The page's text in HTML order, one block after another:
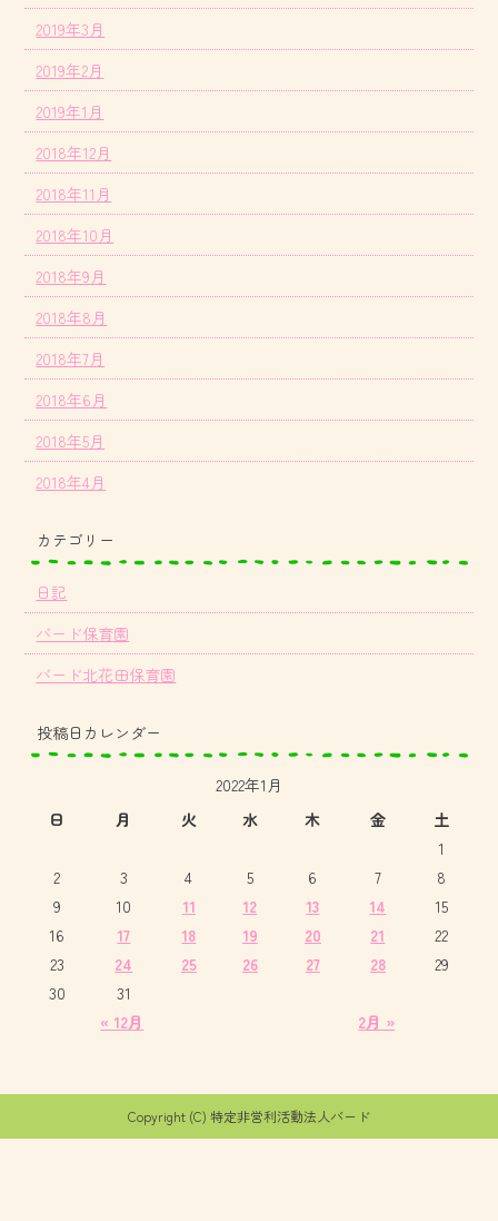
2019年3月
2019年2月
2019年1月
2018年12月
2018年11月
2018年10月
2018年9月
2018年8月
2018年7月
2018年6月
2018年5月
2018年4月
カテゴリー
日記
バード保育園
バード北花田保育園
投稿日カレンダー
2022年1月
日
月 火 水 木 金 土
« 12月 2月 »
1
2
3 4 5 6 7
8
9
10 11 12 13 14
15
16
17 18 19 20 21
22
23
24 25 26 27 28
29
30
31
Copyright (C) 特定非営利活動法人バード